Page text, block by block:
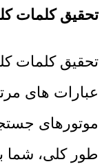
تحقیق کلمات
تحقیق کلمات
عبارات های
موتورهای
طور کلی، شما